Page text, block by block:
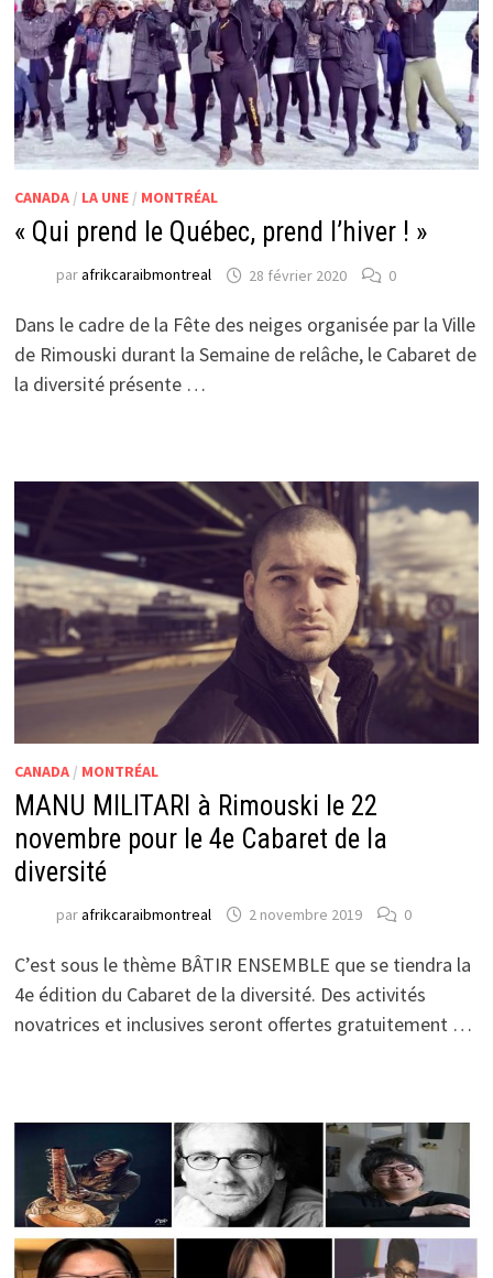
CANADA/ LA UNE/ MONTRÉAL
« Qui prend le Québec, prend l’hiver ! »
parafrikcaraibmontreal 28 février 2020 0
Dans le cadre de la Fête des neiges organisée par la Ville
de Rimouski durant la Semaine de relâche, le Cabaret de
la diversité présente …
CANADA/ MONTRÉAL
MANU MILITARI à Rimouski le 22
novembre pour le 4e Cabaret de la
diversité
parafrikcaraibmontreal 2 novembre 2019 0
C’est sous le thème BÂTIR ENSEMBLE que se tiendra la
4e édition du Cabaret de la diversité. Des activités
novatrices et inclusives seront offertes gratuitement …